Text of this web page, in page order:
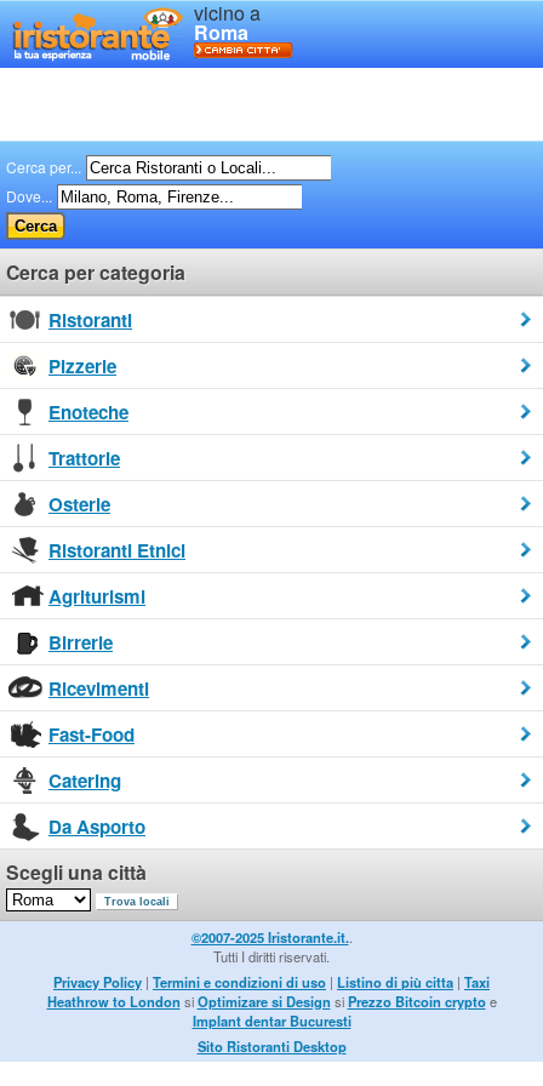
vicino a
Roma
Cerca per...
Dove...
Cerca per categoria
Ristoranti
Pizzerie
Enoteche
Trattorie
Osterie
Ristoranti Etnici
Agriturismi
Birrerie
Ricevimenti
Fast-Food
Catering
Da Asporto
Scegli una città
©2007-2025 Iristorante.it..
Tutti I diritti riservati.
Privacy Policy | Termini e condizioni di uso | Listino di più citta | Taxi
Heathrow to London siOptimizare si Design siPrezzo Bitcoin cryptoe
Implant dentar Bucuresti
Sito Ristoranti Desktop